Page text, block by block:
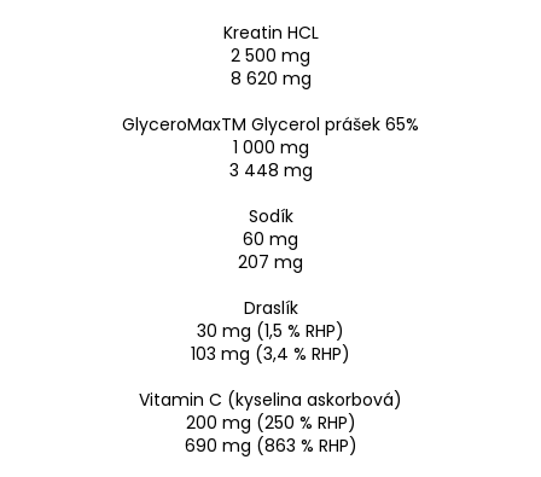
Kreatin HCL
2 500 mg
8 620 mg
GlyceroMaxTM Glycerol prášek 65%
1 000 mg
3 448 mg
Sodík
60 mg
207 mg
Draslík
30 mg (1,5 % RHP)
103 mg (3,4 % RHP)
Vitamin C (kyselina askorbová)
200 mg (250 % RHP)
690 mg (863 % RHP)